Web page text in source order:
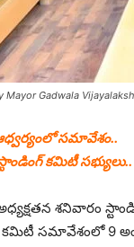
Gadwala
సమావేశం..
కమిటీ సభ్యులు..
శనివారం
సమావేశంలో 9